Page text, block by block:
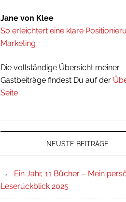
Jane von Klee
So erleichtert eine klare
Marketing
Die vollständige Übersicht meiner
Gastbeiträge findest Du auf der
Seite
NEUSTE BEITRÄGE
Ein Jahr, 11 Bücher – Mein
Leserückblick 2025